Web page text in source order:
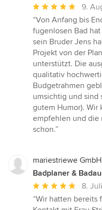
Durchschnittliche
Bewertung:
5
von
5
Sternen
9.
“Von Anfang bis
fugenlosen Bad
sein Bruder Jens
Projekt von der
unterstützt. Die
qualitativ
Budgetrahmen
umsichtig und sind
gutem Humor). Wir
empfehlen und die
schon.”
mariestriewe GmbH
Badplaner &
Durchschnittliche
Bewertung:
5
8.
“Wir hatten bereits